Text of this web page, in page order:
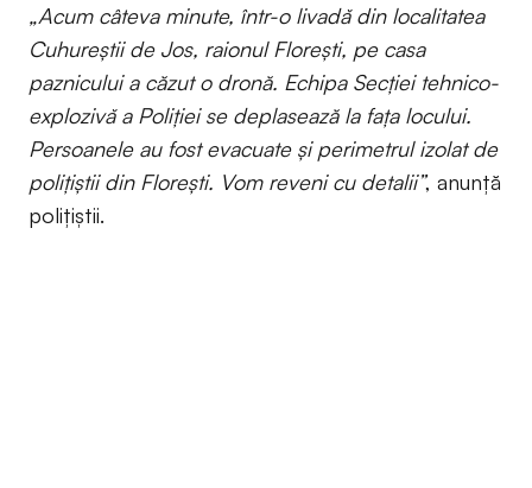
„Acum câteva minute, într-o livadǎ din localitatea
Cuhureştii de Jos, raionul Florești, pe casa
paznicului a căzut o dronă. Echipa Secției tehnico-
explozivǎ a Poliției se deplasează la fața locului.
Persoanele au fost evacuate și perimetrul izolat de
polițiștii din Florești. Vom reveni cu detalii”, anunță
polițiștii.